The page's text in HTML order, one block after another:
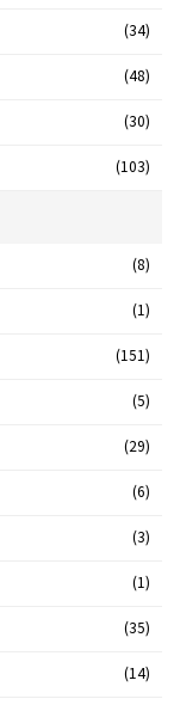
(34)
(48)
(30)
(103)
(8)
(1)
(151)
(5)
(29)
(6)
(3)
(1)
(35)
(14)